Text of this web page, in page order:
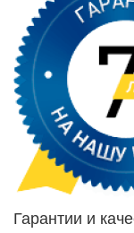
Гарантии и